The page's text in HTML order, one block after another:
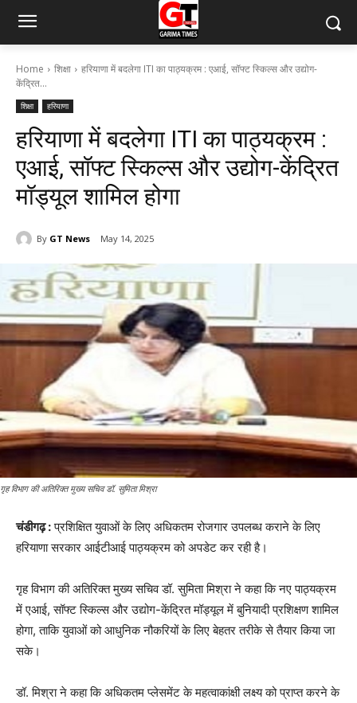
Home शिक्षा
हरियाणा में बदलेगा ITI का पाठ्यक्रम : एआई, सॉफ्ट स्किल्स और उद्योग-
केंद्रित...
शिक्षा हरियाणा
हरियाणा में बदलेगा ITI का पाठ्यक्रम :
एआई, सॉफ्ट स्किल्स और उद्योग-केंद्रित
मॉड्यूल शामिल होगा
By GT News May 14, 2025
गृह विभाग की अतिरिक्त मुख्य सचिव डॉ. सुमिता मिश्रा
चंडीगढ़ :प्रशिक्षित युवाओं के लिए अधिकतम रोजगार उपलब्ध कराने के लिए
हरियाणा सरकार आईटीआई पाठ्यक्रम को अपडेट कर रही है।
गृह विभाग की अतिरिक्त मुख्य सचिव डॉ. सुमिता मिश्रा ने कहा कि नए पाठ्यक्रम
में एआई, सॉफ्ट स्किल्स और उद्योग-केंद्रित मॉड्यूल में बुनियादी प्रशिक्षण शामिल
होगा, ताकि युवाओं को आधुनिक नौकरियों के लिए बेहतर तरीके से तैयार किया जा
सके।
डॉ. मिश्रा ने कहा कि अधिकतम प्लेसमेंट के महत्वाकांक्षी लक्ष्य को प्राप्त करने के